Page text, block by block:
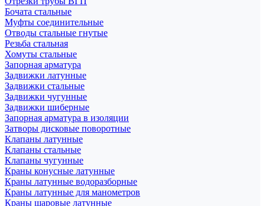
Бочата стальные
Муфты соединительные
Отводы стальные гнутые
Резьба стальная
Хомуты стальные
Запорная арматура
Задвижки латунные
Задвижки стальные
Задвижки чугунные
Задвижки шиберные
Запорная арматура в изоляции
Затворы дисковые поворотные
Клапаны латунные
Клапаны стальные
Клапаны чугунные
Краны конусные латунные
Краны латунные водоразборные
Краны латунные для манометров
Краны шаровые латунные